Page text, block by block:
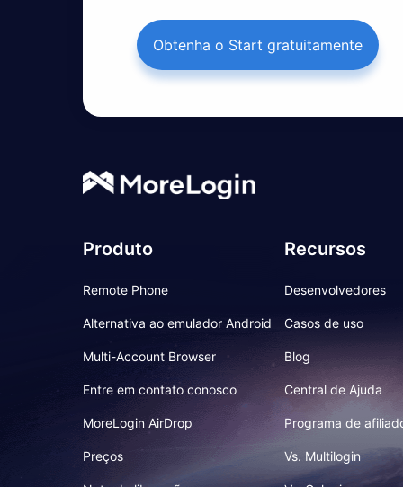
Obtenha o Start gratuitamente
Produto
Remote Phone
Alternativa ao emulador Android
Multi-Account Browser
Entre em contato conosco
MoreLogin AirDrop
Preços
Recursos
Desenvolvedores
Casos de uso
Blog
Central de Ajuda
Programa de
Vs. Multilogin